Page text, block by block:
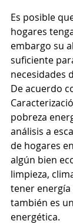
Es posible
hogares
embargo su
suficiente
necesidades
De acuerdo
pobreza
análisis a
de hogares
algún bien
limpieza,
tener energía
también es
energética.